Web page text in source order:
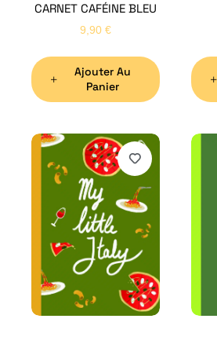
CARNET CAFÉINE BLEU
9,90 €
Ajouter Au
Panier